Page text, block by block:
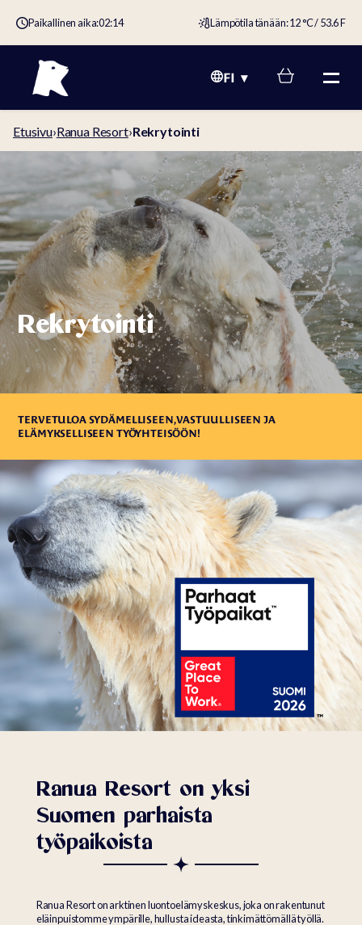
Paikallinen aika:02:14 Lämpötila tänään: 12 °C / 53.6 F
FI
Etusivu›Ranua Resort›Rekrytointi
Rekrytointi
TERVETULOA SYDÄMELLISEEN, VASTUULLISEEN JA
ELÄMYKSELLISEEN TYÖYHTEISÖÖN!
Ranua Resort on yksi
Suomen parhaista
työpaikoista
Ranua Resort on arktinen luontoelämyskeskus, joka on rakentunut
eläinpuistomme ympärille, hullusta ideasta, tinkimättömällä työllä.